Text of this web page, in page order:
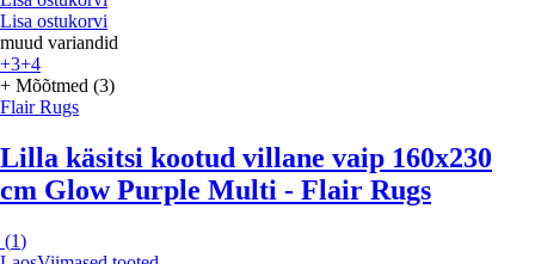
Lisa ostukorvi
muud variandid
+3+4
+ Mõõtmed (3)
Flair Rugs
Lilla käsitsi kootud villane vaip 160x230
cm Glow Purple Multi - Flair Rugs
(1)